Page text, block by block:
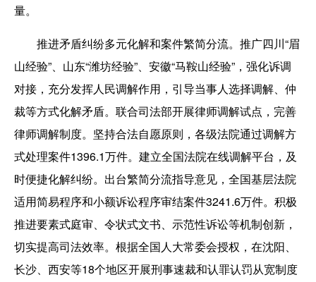
量。
推进矛盾纠纷多元化解和案件繁简分流。推广四川“眉
山经验”、山东“潍坊经验”、安徽“马鞍山经验”，强化诉调
对接，充分发挥人民调解作用，引导当事人选择调解、仲
裁等方式化解矛盾。联合司法部开展律师调解试点，完善
律师调解制度。坚持合法自愿原则，各级法院通过调解方
式处理案件1396.1万件。建立全国法院在线调解平台，及
时便捷化解纠纷。出台繁简分流指导意见，全国基层法院
适用简易程序和小额诉讼程序审结案件3241.6万件。积极
推进要素式庭审、令状式文书、示范性诉讼等机制创新，
切实提高司法效率。根据全国人大常委会授权，在沈阳、
长沙、西安等18个地区开展刑事速裁和认罪认罚从宽制度